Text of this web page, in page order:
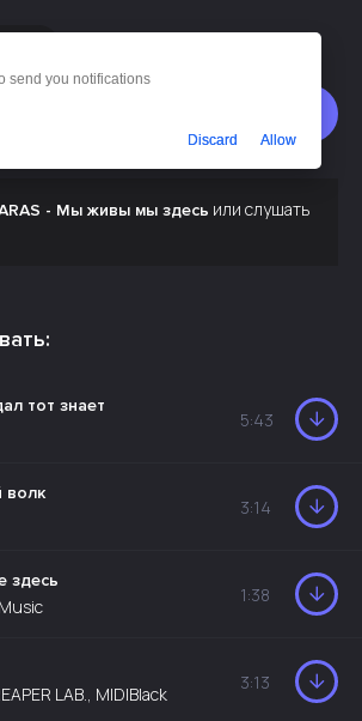
- Мы живы мы здесь или слушать
тот знает
5:43
волк
3:14
здесь
1:38
LAB., MIDIBlack
3:13
send you notifications
Discard Allow